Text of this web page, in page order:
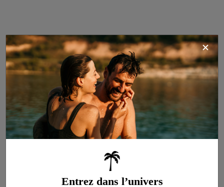
Cottage Olbia
CONFORT Climatisé
33m²
2 chambres
2 salles d’eau
2 WC
Lave-vaisselle
Lit double 160 x 200 cm
Climatisation
Accès Wifi
Entrez dans l’univers